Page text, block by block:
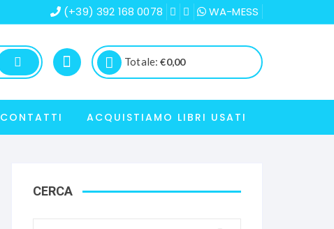
(+39) 392 168 0078 WA-MESS
Totale:€0,00
CONTATTI ACQUISTIAMO LIBRI USATI
CERCA